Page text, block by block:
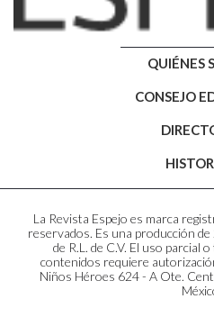
QUIÉNES
CONSEJO
La Revista Espejo es marca
reservados. Es una producción
de R.L. de C.V. El uso parcial
contenidos requiere
Niños Héroes 624 - A Ote.